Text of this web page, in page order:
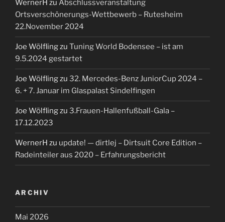
WernerH zu Abschlussveranstaltung
Ortsverschönerungs-Wettbewerb – Rutesheim
22.November 2024
Joe Wölflingzu Tuning World Bodensee – ist am
9.5.2024 gestartet
Joe Wölflingzu 32. Mercedes-Benz JuniorCup 2024 –
6. + 7. Januar im Glaspalast Sindelfingen
Joe Wölflingzu 3.Frauen-Hallenfußball-Gala –
17.12.2023
WernerH zu update! — dirtlej – Dirtsuit Core Edition –
Radeinteiler aus 2020 – Erfahrungsbericht
ARCHIV
Mai 2026